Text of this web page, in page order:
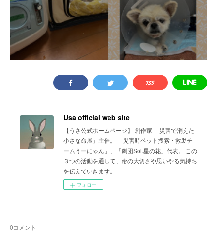
Usa official web site
【うさ公式ホームページ】 創作家 「災害で消えた
小さな命展」主催。 「災害時ペット捜索・救助チ
ームうーにゃん」、「劇団Sol.星の花」代表。 この
３つの活動を通して、命の大切さや思いやる気持ち
を伝えていきます。
フォロー
0コメント